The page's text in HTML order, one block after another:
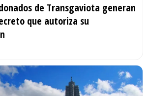
de Transgaviota generan
que autoriza su